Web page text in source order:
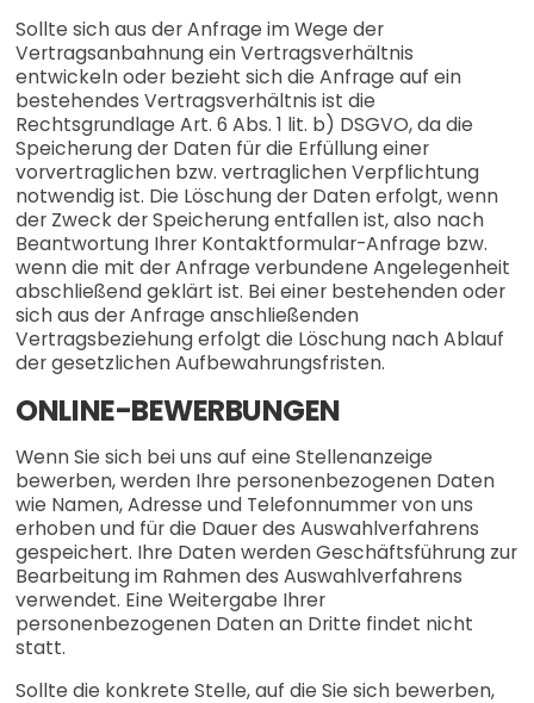
Sollte sich aus der Anfrage im Wege der
Vertragsanbahnung ein Vertragsverhältnis
entwickeln oder bezieht sich die Anfrage auf ein
bestehendes Vertragsverhältnis ist die
Rechtsgrundlage Art. 6 Abs. 1 lit. b) DSGVO, da die
Speicherung der Daten für die Erfüllung einer
vorvertraglichen bzw. vertraglichen Verpflichtung
notwendig ist. Die Löschung der Daten erfolgt, wenn
der Zweck der Speicherung entfallen ist, also nach
Beantwortung Ihrer Kontaktformular-Anfrage bzw.
wenn die mit der Anfrage verbundene Angelegenheit
abschließend geklärt ist. Bei einer bestehenden oder
sich aus der Anfrage anschließenden
Vertragsbeziehung erfolgt die Löschung nach Ablauf
der gesetzlichen Aufbewahrungsfristen.
ONLINE-BEWERBUNGEN
Wenn Sie sich bei uns auf eine Stellenanzeige
bewerben, werden Ihre personenbezogenen Daten
wie Namen, Adresse und Telefonnummer von uns
erhoben und für die Dauer des Auswahlverfahrens
gespeichert. Ihre Daten werden Geschäftsführung zur
Bearbeitung im Rahmen des Auswahlverfahrens
verwendet. Eine Weitergabe Ihrer
personenbezogenen Daten an Dritte findet nicht
statt.
Sollte die konkrete Stelle, auf die Sie sich bewerben,